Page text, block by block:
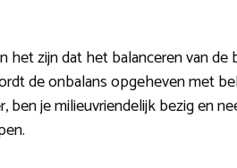
het zijn dat het balanceren van de
de onbalans opgeheven met
ben je milieuvriendelijk bezig en